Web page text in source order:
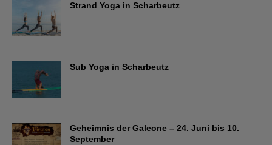
Strand Yoga in Scharbeutz
Sub Yoga in Scharbeutz
Geheimnis der Galeone – 24. Juni bis 10.
September